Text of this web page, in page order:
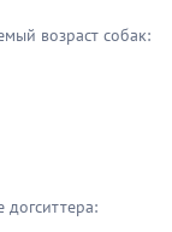
возраст собак: